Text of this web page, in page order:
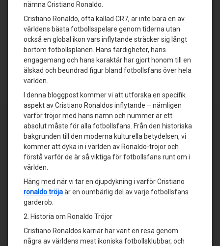
nämna Cristiano Ronaldo.
Cristiano Ronaldo, ofta kallad CR7, är inte bara en av
världens bästa fotbollsspelare genom tiderna utan
också en global ikon vars inflytande sträcker sig långt
bortom fotbollsplanen. Hans färdigheter, hans
engagemang och hans karaktär har gjort honom till en
älskad och beundrad figur bland fotbollsfans över hela
världen.
I denna bloggpost kommer vi att utforska en specifik
aspekt av Cristiano Ronaldos inflytande – nämligen
varför tröjor med hans namn och nummer är ett
absolut måste för alla fotbollsfans. Från den historiska
bakgrunden till den moderna kulturella betydelsen, vi
kommer att dyka in i världen av Ronaldo-tröjor och
förstå varför de är så viktiga för fotbollsfans runt om i
världen.
Häng med när vi tar en djupdykning i varför Cristiano
ronaldo tröjaär en oumbärlig del av varje fotbollsfans
garderob.
2. Historia om Ronaldo Tröjor
Cristiano Ronaldos karriär har varit en resa genom
några av världens mest ikoniska fotbollsklubbar, och